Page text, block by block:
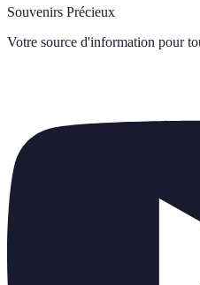
Souvenirs Précieux
Votre source d'information pour